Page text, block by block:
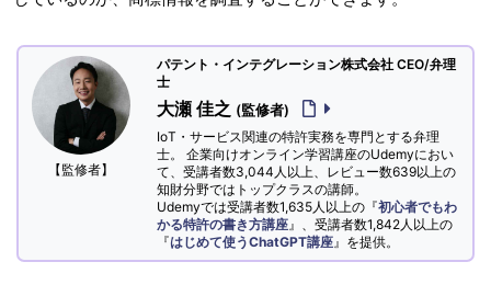
【監修者】
パテント・インテグレーション株式会社 CEO/弁理
士
大瀬 佳之 (監修者)
IoT・サービス関連の特許実務を専門とする弁理
士。 企業向けオンライン学習講座のUdemyにおい
て、受講者数3,044人以上、レビュー数639以上の
知財分野ではトップクラスの講師。
Udemyでは受講者数1,635人以上の『初心者でもわ
かる特許の書き方講座 』、受講者数1,842人以上の
『はじめて使うChatGPT講座 』を提供。